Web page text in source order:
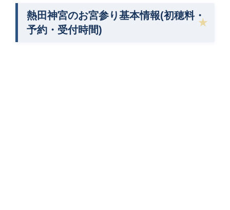
熱田神宮のお宮参り基本情報(初穂料・
予約・受付時間)